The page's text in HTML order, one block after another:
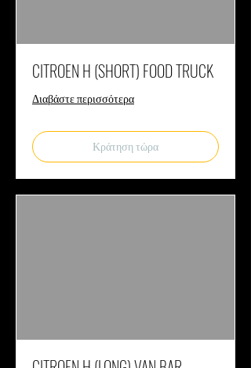
CITROEN H (SHORT) FOOD TRUCK
Διαβάστε περισσότερα
Κράτηση τώρα